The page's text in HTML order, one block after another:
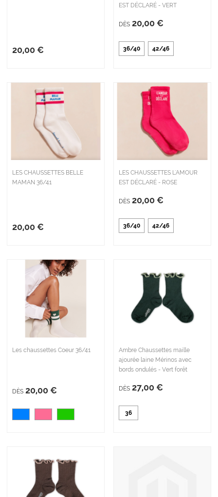
20,00 €
EST DÉCLARÉ - VERT
DÈS 20,00 €
36/40 42/46
LES CHAUSSETTES BELLE
MAMAN 36/41
20,00 €
LES CHAUSSETTES L'AMOUR
EST DÉCLARÉ - ROSE
DÈS 20,00 €
36/40 42/46
Les chaussettes Coeur 36/41
DÈS 20,00 €
Ambre Chaussettes maille
ajourée laine Mérinos avec
bords ondulés - Vert forêt
DÈS 27,00 €
36